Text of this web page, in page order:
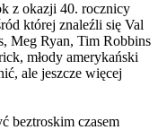
z okazji 40. rocznicy
której znaleźli się Val
Meg Ryan, Tim Robbins
młody amerykański
ale jeszcze więcej
beztroskim czasem